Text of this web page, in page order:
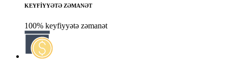
KEYFİYYƏTƏ ZƏMANƏT
100% keyfiyyətə zəmanət